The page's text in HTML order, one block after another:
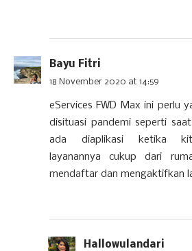
Bayu Fitri
18 November 2020 at 14:59
eServices FWD Max ini perlu
disituasi pandemi seperti
ada diaplikasi ketika
layanannya cukup dari
mendaftar dan mengaktifkan
Hallowulandari